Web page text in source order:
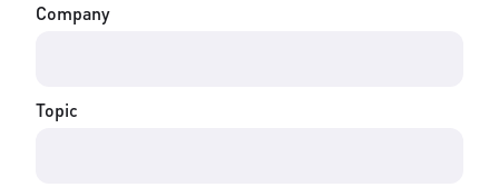
Company
Topic